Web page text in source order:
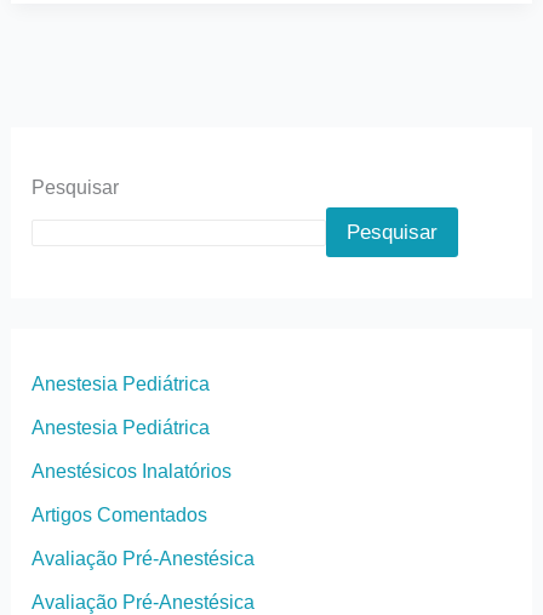
Pesquisar
Pesquisar
Anestesia Pediátrica
Anestesia Pediátrica
Anestésicos Inalatórios
Artigos Comentados
Avaliação Pré-Anestésica
Avaliação Pré-Anestésica